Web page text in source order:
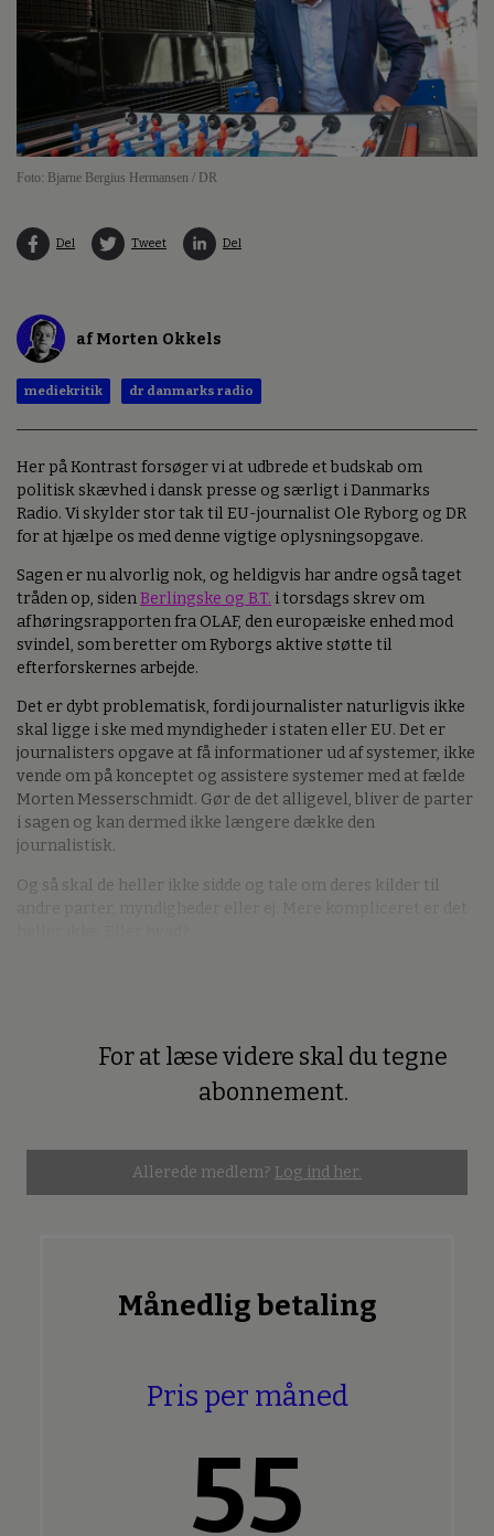
Foto: Bjarne Bergius Hermansen / DR
Del Tweet Del
af Morten Okkels
mediekritik dr danmarks radio
Her på Kontrast forsøger vi at udbrede et budskab om
politisk skævhed i dansk presse og særligt i Danmarks
Radio. Vi skylder stor tak til EU-journalist Ole Ryborg og DR
for at hjælpe os med denne vigtige oplysningsopgave.
Sagen er nu alvorlig nok, og heldigvis har andre også taget
tråden op, sidenBerlingske og B.T. i torsdags skrev om
afhøringsrapporten fra OLAF, den europæiske enhed mod
svindel, som beretter om Ryborgs aktive støtte til
efterforskernes arbejde.
Det er dybt problematisk, fordi journalister naturligvis ikke
skal ligge i ske med myndigheder i staten eller EU. Det er
journalisters opgave at få informationer ud af systemer, ikke
vende om på konceptet og assistere systemer med at fælde
Morten Messerschmidt. Gør de det alligevel, bliver de parter
i sagen og kan dermed ikke længere dække den
journalistisk.
Og så skal de heller ikke sidde og tale om deres kilder til
For at læse videre skal du tegne
abonnement.
Allerede medlem? Log ind her.
Månedlig betaling
Pris per måned
55